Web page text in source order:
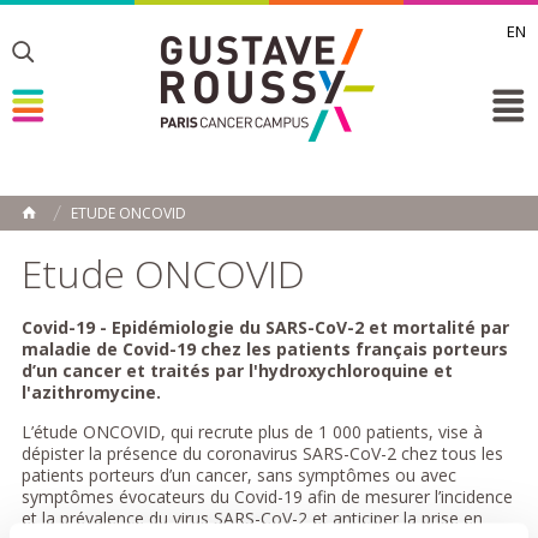
EN
Toggle
Toggle
ACCUEIL
ETUDE ONCOVID
Etude ONCOVID
Covid-19 - Epidémiologie du SARS-CoV-2 et mortalité par
maladie de Covid-19 chez les patients français porteurs
d’un cancer et traités par l'hydroxychloroquine et
l'azithromycine.
L’étude ONCOVID, qui recrute plus de 1 000 patients, vise à
dépister la présence du coronavirus SARS-CoV-2 chez tous les
patients porteurs d’un cancer, sans symptômes ou avec
symptômes évocateurs du Covid-19 afin de mesurer l’incidence
et la prévalence du virus SARS-CoV-2 et anticiper la prise en